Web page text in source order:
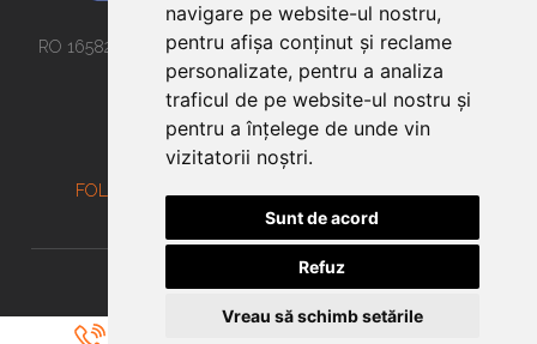
navigare pe website-ul nostru,
pentru afișa conținut și reclame
personalizate, pentru a analiza
traficul de pe website-ul nostru și
pentru a înțelege de unde vin
vizitatorii noștri.
Sunt de acord
Refuz
Vreau să schimb setările
COLOR TUNING S.R.L.
RO 16582215 ; J40/11028/2004 - Str. Mestecăniș nr 1i, Sect 5
FOLIE TRANSPARENTA CAROSERIE
LUCRAREA ZILEI
BLOG
© Copyright 2026 Color Tuning